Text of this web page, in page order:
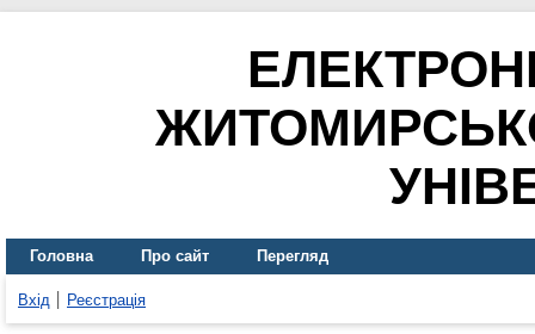
Головна Про сайт Перегляд
Вхід Реєстрація